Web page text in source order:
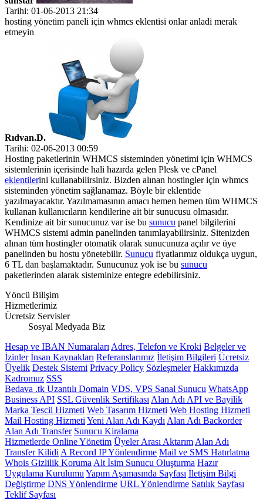
Tarihi: 01-06-2013 21:34
hosting yönetim paneli için whmcs eklentisi onlar anladi merak
etmeyin
Rıdvan.D.
Tarihi: 02-06-2013 00:59
Hosting paketlerinin WHMCS sisteminden yönetimi için WHMCS
sistemlerinin içerisinde hali hazırda gelen Plesk ve cPanel
eklentilerini kullanabilirsiniz. Bizden alınan hostingler için whmcs
sisteminden yönetim sağlanamaz. Böyle bir eklentide
yazılmayacaktır. Yazılmamasının amacı hemen hemen tüm WHMCS
kullanan kullanıcıların kendilerine ait bir sunucusu olmasıdır.
Kendinize ait bir sunucunuz var ise bu sunucu panel bilgilerini
WHMCS sistemi admin panelinden tanımlayabilirsiniz. Sitenizden
alınan tüm hostingler otomatik olarak sunucunuza açılır ve üye
panelinden bu hostu yönetebilir. Sunucu fiyatlarımız oldukça uygun,
6 TL dan başlamaktadır. Sunucunuz yok ise bu sunucu
paketlerinden alarak sisteminize entegre edebilirsiniz.
Yöncü Bilişim
Hizmetlerimiz
Ücretsiz Servisler
Sosyal Medyada Biz
Hesap ve IBAN Numaraları Adres, Telefon ve Kroki Belgeler ve
İzinler İnsan Kaynakları Referanslarımız İletişim Bilgileri Ücretsiz
Üyelik Destek Sistemi Privacy Policy Sözleşmeler Hakkımızda
Kadromuz SSS
Bedava .tk Uzantılı Domain VDS, VPS Sanal Sunucu WhatsApp
Business API SSL Güvenlik Sertifikası Alan Adı API ve Bayilik
Marka Tescil Hizmeti Web Tasarım Hizmeti Web Hosting Hizmeti
Mail Hosting Hizmeti Yeni Alan Adı Kaydı Alan Adı Backorder
Alan Adı Transfer Sunucu Kiralama
Hizmetlerde Online Yönetim Üyeler Arası Aktarım Alan Adı
Transfer Kilidi A Record IP Yönlendirme Mail ve SMS Hatırlatma
Whois Gizlilik Koruma Alt İsim Sunucu Oluşturma Hazır
Uygulama Kurulumu Yapım Aşamasında Sayfası İletişim Bilgi
Değiştirme DNS Yönlendirme URL Yönlendirme Satılık Sayfası
Teklif Sayfası